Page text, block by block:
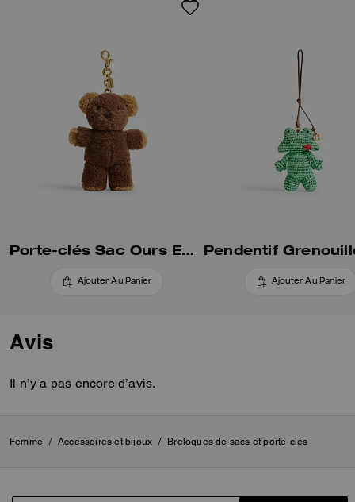
Porte-clés Sac Ours En Shearling
Ajouter Au Panier Ajouter Au Panier
Avis
Il n’y a pas encore d’avis.
Femme / Accessoires et bijoux / Breloques de sacs et porte-clés